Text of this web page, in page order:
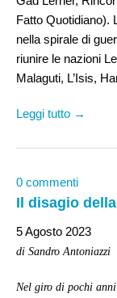
Fatto Quotidiano).
nella spirale di
riunire le nazioni
Malaguti, L’Isis,
Leggi tutto →
0 commenti
Il disagio
5 Agosto 2023
di Sandro Antoniazzi
Nel giro di pochi